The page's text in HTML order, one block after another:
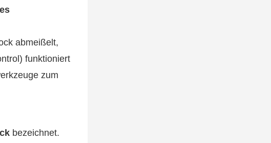
abmeißelt,
funktioniert
zum
bezeichnet.